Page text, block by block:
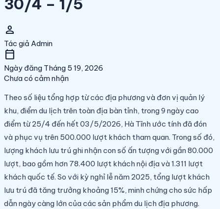
30/4 – 1/5
person
Tác giả Admin
calendar_today
Ngày đăng Tháng 5 19, 2026
Chưa có cảm nhận
Theo số liệu tổng hợp từ các địa phương và đơn vị quản lý
khu, điểm du lịch trên toàn địa bàn tỉnh, trong 9 ngày cao
điểm từ 25/4 đến hết 03/5/2026, Hà Tĩnh ước tính đã đón
và phục vụ trên 500.000 lượt khách tham quan. Trong số đó,
lượng khách lưu trú ghi nhận con số ấn tượng với gần 80.000
lượt, bao gồm hơn 78.400 lượt khách nội địa và 1.311 lượt
khách quốc tế. So với kỳ nghỉ lễ năm 2025, tổng lượt khách
lưu trú đã tăng trưởng khoảng 15%, minh chứng cho sức hấp
dẫn ngày càng lớn của các sản phẩm du lịch địa phương.